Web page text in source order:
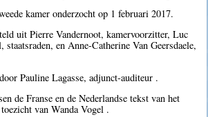
kamer onderzocht op 1 februari 2017.
uit Pierre Vandernoot, kamervoorzitter, Luc
staatsraden, en Anne-Catherine Van Geersdaele,
Pauline Lagasse, adjunct-auditeur .
de Franse en de Nederlandse tekst van het
van Wanda Vogel .